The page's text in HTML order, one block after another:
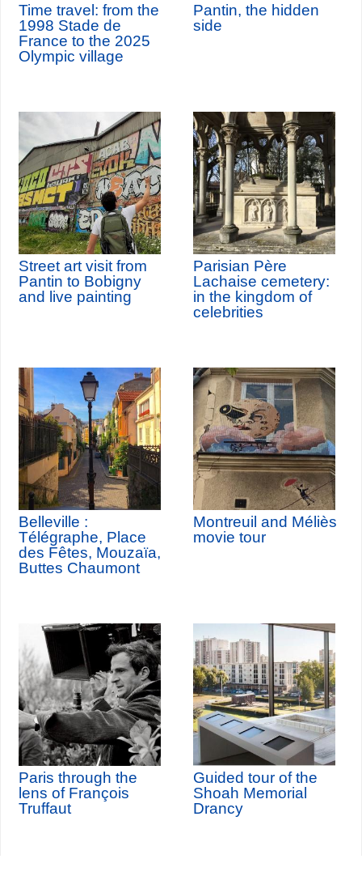
Time travel: from the
1998 Stade de
France to the 2025
Olympic village
Pantin, the hidden
side
Street art visit from
Pantin to Bobigny
and live painting
Parisian Père
Lachaise cemetery:
in the kingdom of
celebrities
Belleville :
Télégraphe, Place
des Fêtes, Mouzaïa,
Buttes Chaumont
Montreuil and Méliès
movie tour
Paris through the
lens of François
Truffaut
Guided tour of the
Shoah Memorial
Drancy